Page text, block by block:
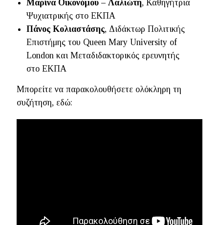
Μαρίνα Οικονόμου – Λαλιώτη, Καθηγήτρια
Ψυχιατρικής στο ΕΚΠΑ
Πάνος Κολιαστάσης, Διδάκτωρ Πολιτικής
Επιστήμης του Queen Mary University of
London και Μεταδιδακτορικός ερευνητής
στο ΕΚΠΑ
Μπορείτε να παρακολουθήσετε ολόκληρη τη
συζήτηση, εδώ: